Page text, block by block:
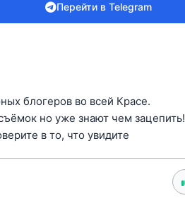
Перейти в Telegram
блогеров во всей Красе.
но уже знают чем зацепить!
в то, что увидите